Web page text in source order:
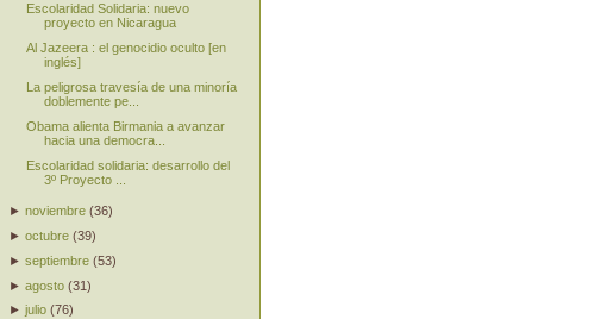
Escolaridad Solidaria: nuevo
proyecto en Nicaragua
Al Jazeera : el genocidio oculto [en
inglés]
La peligrosa travesía de una minoría
doblemente pe...
Obama alienta Birmania a avanzar
hacia una democra...
Escolaridad solidaria: desarrollo del
3º Proyecto ...
►noviembre (36)
►octubre (39)
►septiembre (53)
►agosto (31)
►julio (76)